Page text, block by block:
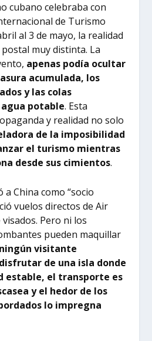
cubano celebraba con
de Turismo
al 3 de mayo, la realidad
muy distinta. La
apenas podía ocultar
acumulada, los
y las colas
potable. Esta
y realidad no solo
de la imposibilidad
el turismo mientras
desde sus cimientos.
China como “socio
vuelos directos de Air
Pero ni los
pueden maquillar
ningún visitante
de una isla donde
estable, el transporte es
y el hedor de los
lo impregna